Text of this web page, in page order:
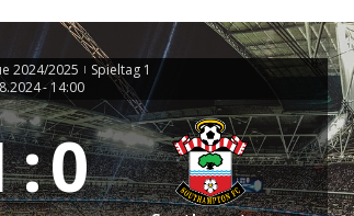
2024/2025 | Spieltag 1
- 14:00
:0